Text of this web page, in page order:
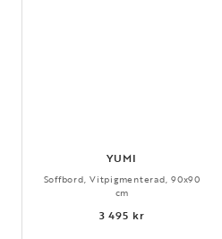
YUMI
Soffbord, Vitpigmenterad, 90x90
cm
3 495 kr